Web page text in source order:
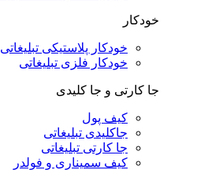
خودکار
خودکار پلاستیکی تبلیغاتی
خودکار فلزی تبلیغاتی
جا کارتی و جا کلیدی
کیف پول
جاکلیدی تبلیغاتی
جا کارتی تبلیغاتی
کیف سمیناری و فولدر